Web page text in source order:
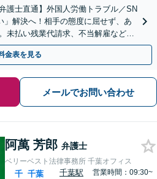
護士直通】外国人労働トラブル／SN
解決へ！相手の態度に屈せず、あ
未払い残業代請求、不当解雇など
法テラス可】
金表を見る
メールでお問い合わせ
阿萬 芳郎 弁護士
ベリーベスト法律事務所 千葉オフィス
千 千葉
千葉駅
営業時間：09:30~